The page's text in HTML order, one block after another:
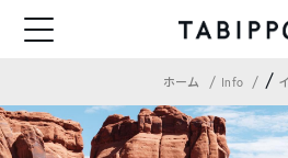
ホーム Info /